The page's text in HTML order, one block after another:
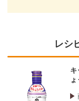
レシ
キ